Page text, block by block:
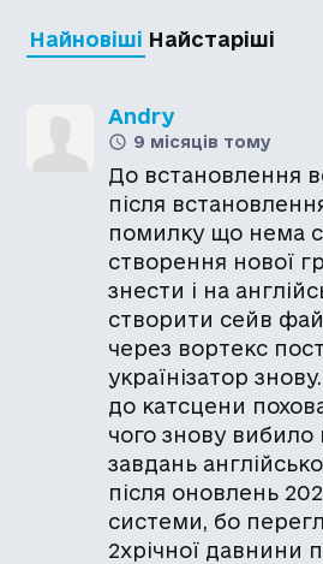
Найновіші Найстаріші
Andry
9 місяців тому
До встановлення
після
помилку що нема
створення нової
знести і на
створити сейв
через вортекс
українізатор
до катсцени
чого знову
завдань
після оновлень
системи, бо
2хрічної давнини